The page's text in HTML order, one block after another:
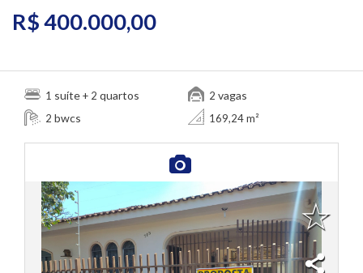
R$ 400.000,00
1 suíte + 2 quartos
2 bwcs
2 vagas
169,24 m²